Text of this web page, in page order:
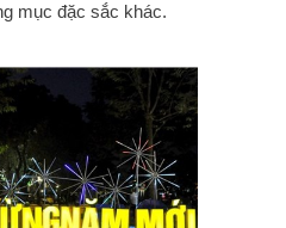
mục đặc sắc khác.